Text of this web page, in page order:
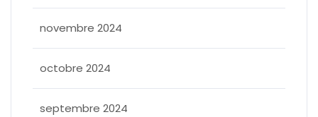
novembre 2024
octobre 2024
septembre 2024